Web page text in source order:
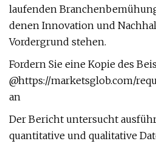
laufenden
denen Innovation und
Vordergrund stehen.
Fordern Sie eine Kopie des
@https://marketsglob.com/
an
Der Bericht untersucht
quantitative und qualitative